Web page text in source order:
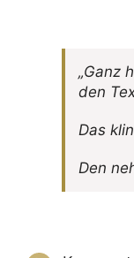
„Ganz
den
Das
Den